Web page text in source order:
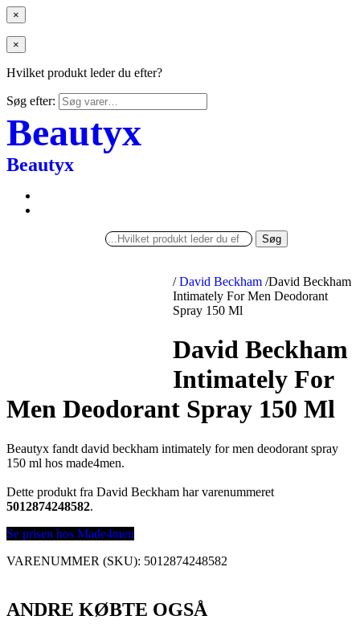
×
×
Hvilket produkt leder du efter?
Søg efter:
Beautyx
Beautyx
Søg
/ David Beckham /David Beckham
Intimately For Men Deodorant
Spray 150 Ml
David Beckham
Intimately For
Men Deodorant Spray 150 Ml
Beautyx fandt david beckham intimately for men deodorant spray
150 ml hos made4men.
Dette produkt fra David Beckham har varenummeret
5012874248582.
Se prisen hos Made4men
VARENUMMER (SKU): 5012874248582
ANDRE KØBTE OGSÅ